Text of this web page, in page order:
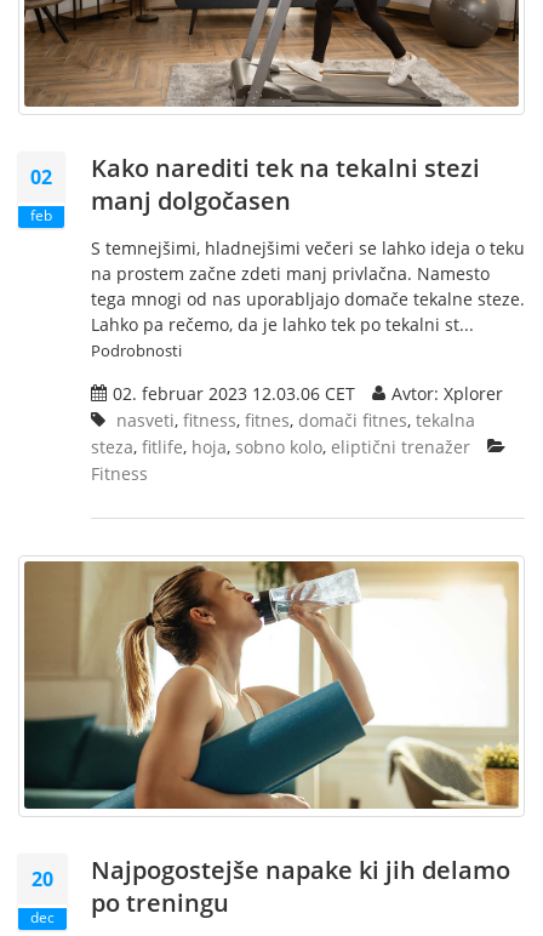
02
feb
Kako narediti tek na tekalni stezi
manj dolgočasen
S temnejšimi, hladnejšimi večeri se lahko ideja o teku
na prostem začne zdeti manj privlačna. Namesto
tega mnogi od nas uporabljajo domače tekalne steze.
Lahko pa rečemo, da je lahko tek po tekalni st...
Podrobnosti
02. februar 2023 12.03.06 CET
Avtor: Xplorer
nasveti, fitness, fitnes, domači fitnes, tekalna
steza, fitlife, hoja, sobno kolo, eliptični trenažer
Fitness
20
dec
Najpogostejše napake ki jih delamo
po treningu